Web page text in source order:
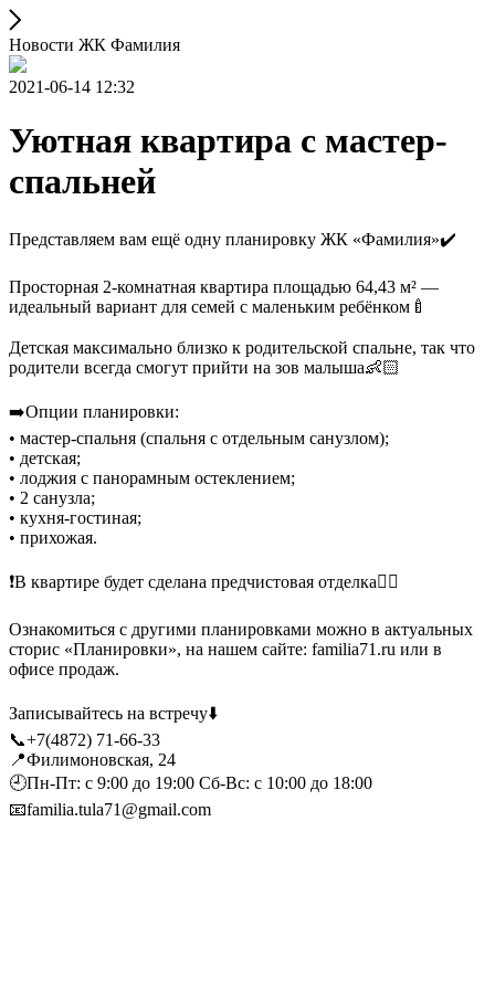
Новости ЖК Фамилия
2021-06-14 12:32
Уютная квартира с мастер-
спальней
Представляем вам ещё одну планировку ЖК «Фамилия»✔️
Просторная 2-комнатная квартира площадью 64,43 м² —
идеальный вариант для семей с маленьким ребёнком🍼
Детская максимально близко к родительской спальне, так что
родители всегда смогут прийти на зов малыша👶🏻
➡️Опции планировки:
• мастер-спальня (спальня с отдельным санузлом);
• детская;
• лоджия с панорамным остеклением;
• 2 санузла;
• кухня-гостиная;
• прихожая.
❗️В квартире будет сделана предчистовая отделка👍🏻
Ознакомиться с другими планировками можно в актуальных
сторис «Планировки», на нашем сайте: familia71.ru или в
офисе продаж.
Записывайтесь на встречу⬇️
📞+7(4872) 71-66-33
📍Филимоновская, 24
🕘Пн-Пт: с 9:00 до 19:00 Сб-Вс: с 10:00 до 18:00
📧familia.tula71@gmail.com